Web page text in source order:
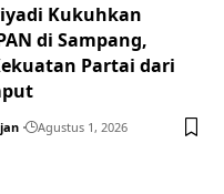
Kukuhkan
di Sampang,
Partai dari
Agustus 1, 2026